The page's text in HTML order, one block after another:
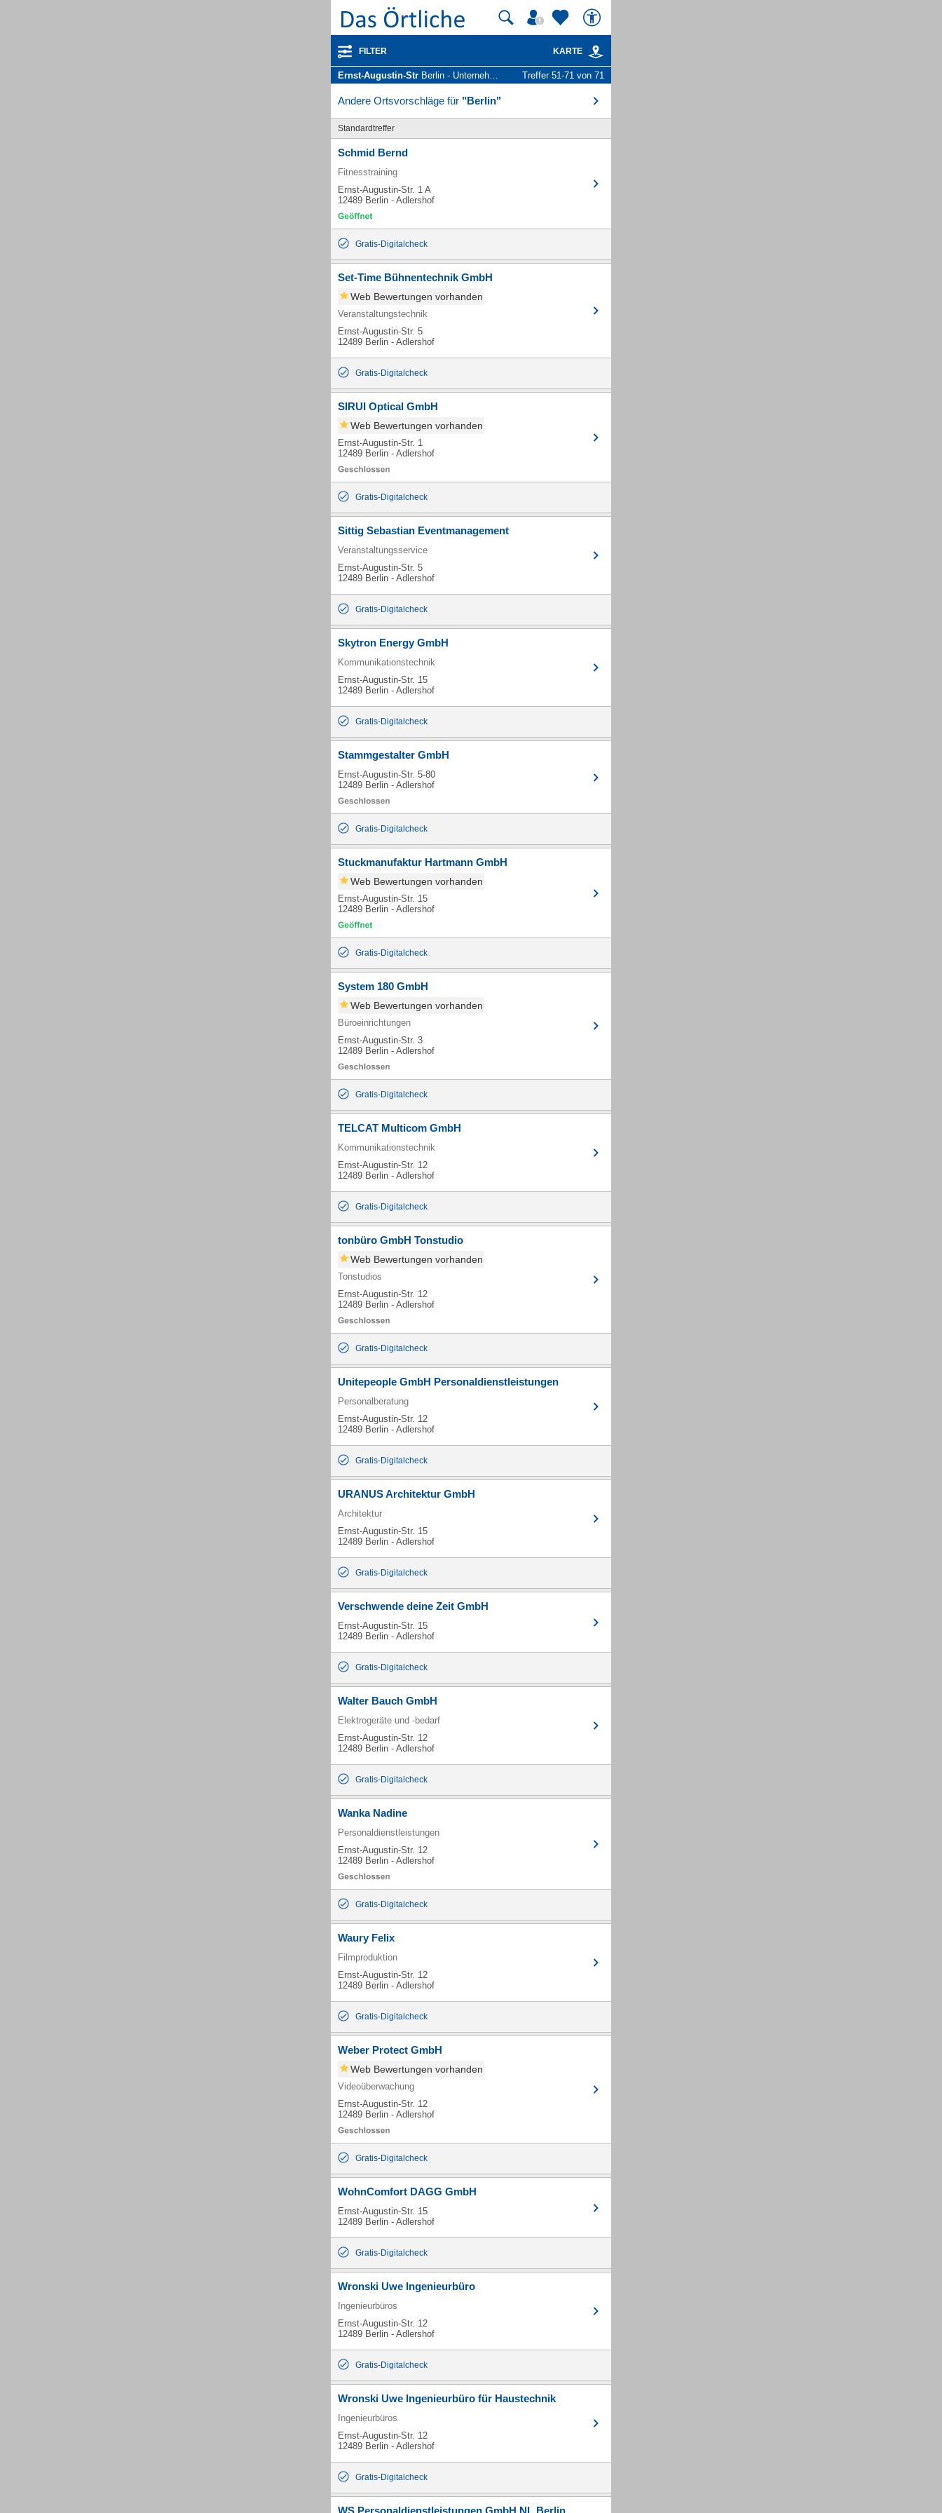
FILTER KARTE
Ernst-Augustin-Str Berlin - Unternehmen und Personen Treffer 51-71 von 71
Andere Ortsvorschläge für "Berlin"
Standardtreffer
Schmid Bernd
Fitnesstraining
Ernst-Augustin-Str. 1 A
12489 Berlin - Adlershof
Gratis-Digitalcheck
Set-Time Bühnentechnik GmbH
Web Bewertungen vorhanden
Veranstaltungstechnik
Ernst-Augustin-Str. 5
12489 Berlin - Adlershof
Gratis-Digitalcheck
SIRUI Optical GmbH
Web Bewertungen vorhanden
Ernst-Augustin-Str. 1
12489 Berlin - Adlershof
Gratis-Digitalcheck
Sittig Sebastian Eventmanagement
Veranstaltungsservice
Ernst-Augustin-Str. 5
12489 Berlin - Adlershof
Gratis-Digitalcheck
Skytron Energy GmbH
Kommunikationstechnik
Ernst-Augustin-Str. 15
12489 Berlin - Adlershof
Gratis-Digitalcheck
Stammgestalter GmbH
Ernst-Augustin-Str. 5-80
12489 Berlin - Adlershof
Gratis-Digitalcheck
Stuckmanufaktur Hartmann GmbH
Web Bewertungen vorhanden
Ernst-Augustin-Str. 15
12489 Berlin - Adlershof
Gratis-Digitalcheck
System 180 GmbH
Web Bewertungen vorhanden
Büroeinrichtungen
Ernst-Augustin-Str. 3
12489 Berlin - Adlershof
Gratis-Digitalcheck
TELCAT Multicom GmbH
Kommunikationstechnik
Ernst-Augustin-Str. 12
12489 Berlin - Adlershof
Gratis-Digitalcheck
tonbüro GmbH Tonstudio
Web Bewertungen vorhanden
Tonstudios
Ernst-Augustin-Str. 12
12489 Berlin - Adlershof
Gratis-Digitalcheck
Unitepeople GmbH Personaldienstleistungen
Personalberatung
Ernst-Augustin-Str. 12
12489 Berlin - Adlershof
Gratis-Digitalcheck
URANUS Architektur GmbH
Architektur
Ernst-Augustin-Str. 15
12489 Berlin - Adlershof
Gratis-Digitalcheck
Verschwende deine Zeit GmbH
Ernst-Augustin-Str. 15
12489 Berlin - Adlershof
Gratis-Digitalcheck
Walter Bauch GmbH
Elektrogeräte und -bedarf
Ernst-Augustin-Str. 12
12489 Berlin - Adlershof
Gratis-Digitalcheck
Wanka Nadine
Personaldienstleistungen
Ernst-Augustin-Str. 12
12489 Berlin - Adlershof
Gratis-Digitalcheck
Waury Felix
Filmproduktion
Ernst-Augustin-Str. 12
12489 Berlin - Adlershof
Gratis-Digitalcheck
Weber Protect GmbH
Web Bewertungen vorhanden
Videoüberwachung
Ernst-Augustin-Str. 12
12489 Berlin - Adlershof
Gratis-Digitalcheck
WohnComfort DAGG GmbH
Ernst-Augustin-Str. 15
12489 Berlin - Adlershof
Gratis-Digitalcheck
Wronski Uwe Ingenieurbüro
Ingenieurbüros
Ernst-Augustin-Str. 12
12489 Berlin - Adlershof
Gratis-Digitalcheck
Wronski Uwe Ingenieurbüro für Haustechnik
Ingenieurbüros
Ernst-Augustin-Str. 12
12489 Berlin - Adlershof
Gratis-Digitalcheck
WS Personaldienstleistungen GmbH NL Berlin